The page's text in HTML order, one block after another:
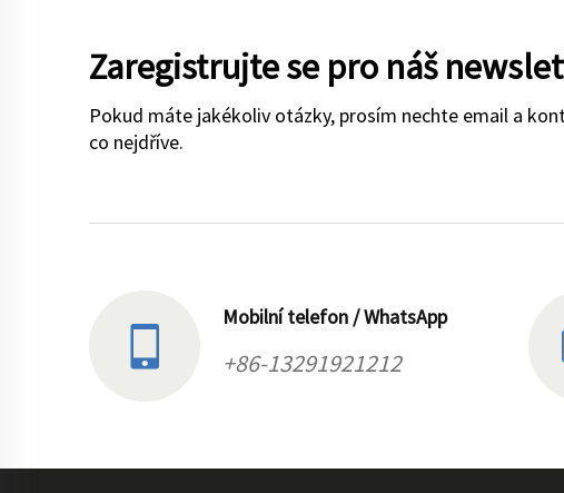
Zaregistrujte se pro náš
Pokud máte jakékoliv otázky, prosím nechte email a
co nejdříve.
Mobilní telefon / WhatsApp
+86-13291921212